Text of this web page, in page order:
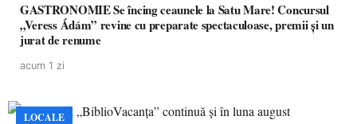
GASTRONOMIE Se încing ceaunele la Satu Mare! Concursul
„Veress Ádám” revine cu preparate spectaculoase, premii și un
jurat de renume
acum 1 zi
LOCALE